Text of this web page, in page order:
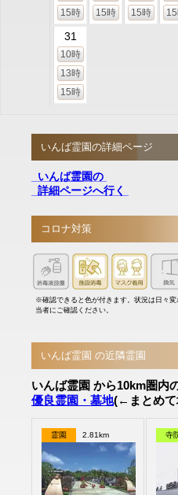
15時
15時
15時
31
10時
13時
15時
いんば霊園の詳細ページ
いんば霊園の
詳細ページへ行く
コロナ対策
※確認できると色が付きます。状況は日々変
当者にご確認ください。
いんば霊園 の近隣霊園
いんば霊園 から10km圏内
優良霊園・墓地(←まとめて
霊園 2.81km 寺